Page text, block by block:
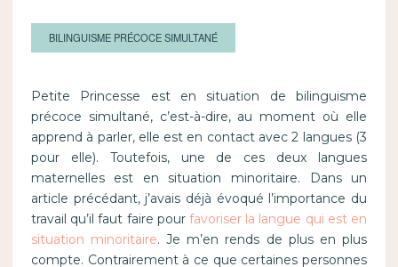
BILINGUISME PRÉCOCE SIMULTANÉ
Petite Princesse est en situation de bilinguisme
précoce simultané, c’est-à-dire, au moment où elle
apprend à parler, elle est en contact avec 2 langues (3
pour elle). Toutefois, une de ces deux langues
maternelles est en situation minoritaire. Dans un
article précédant, j’avais déjà évoqué l’importance du
travail qu’il faut faire pour favoriser la langue qui est en
situation minoritaire. Je m’en rends de plus en plus
compte. Contrairement à ce que certaines personnes